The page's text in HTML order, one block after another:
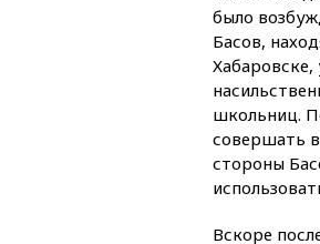
было
Басов,
школьниц.
совершать
стороны
Вскоре